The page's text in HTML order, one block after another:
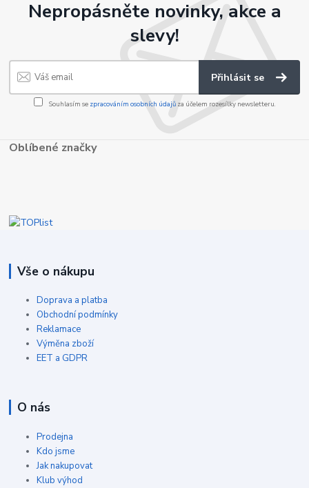
Nepropásněte novinky, akce a
slevy!
Přihlásit se
Souhlasím se zpracováním osobních údajůza účelem rozesílky newsletteru.
Oblíbené značky
Vše o nákupu
Doprava a platba
Obchodní podmínky
Reklamace
Výměna zboží
EET a GDPR
O nás
Prodejna
Kdo jsme
Jak nakupovat
Klub výhod